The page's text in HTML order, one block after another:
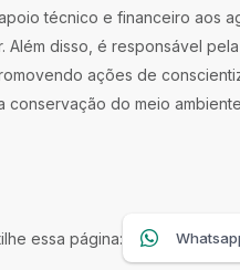
técnico e financeiro aos
disso, é responsável pela
ações de
do meio
essa página: